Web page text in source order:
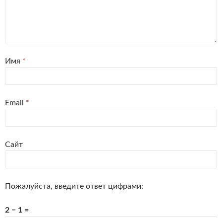
Имя *
Email *
Сайт
Пожалуйста, введите ответ цифрами:
2 − 1 =